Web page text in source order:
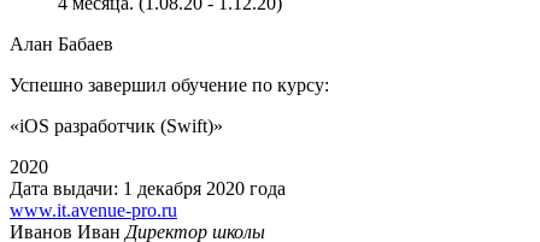
Алан Бабаев
Успешно завершил обучение по курсу:
«iOS разработчик (Swift)»‎
2020
Дата выдачи: 1 декабря 2020 года
www.it.avenue-pro.ru
Иванов Иван Директор школы